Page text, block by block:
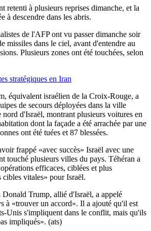
retenti à plusieurs reprises dimanche, et la
à descendre dans les abris.
de l'AFP ont vu passer dimanche soir
missiles dans le ciel, avant d'entendre au
Plusieurs zones ont été touchées, selon
stratégiques en Iran
équivalent israélien de la Croix-Rouge, a
de secours déployées dans la ville
d'Israël, montrant plusieurs voitures en
dont la façade a été arrachée par une
ont été tuées et 87 blessées.
frappé «avec succès» Israël avec une
touché plusieurs villes du pays. Téhéran a
efficaces, ciblées et plus
cibles vitales» pour Israël.
Trump, allié d'Israël, a appelé
à «trouver un accord». Il a ajouté qu'il est
Unis s'impliquent dans le conflit, mais qu'ils
impliqués». (ats)